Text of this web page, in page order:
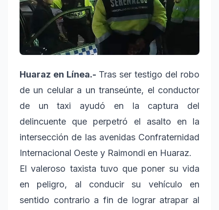
Huaraz en Línea.- Tras ser testigo del robo
de un celular a un transeúnte, el conductor
de un taxi ayudó en la captura del
delincuente que perpetró el asalto en la
intersección de las avenidas Confraternidad
Internacional Oeste y Raimondi en Huaraz.
El valeroso taxista tuvo que poner su vida
en peligro, al conducir su vehículo en
sentido contrario a fin de lograr atrapar al